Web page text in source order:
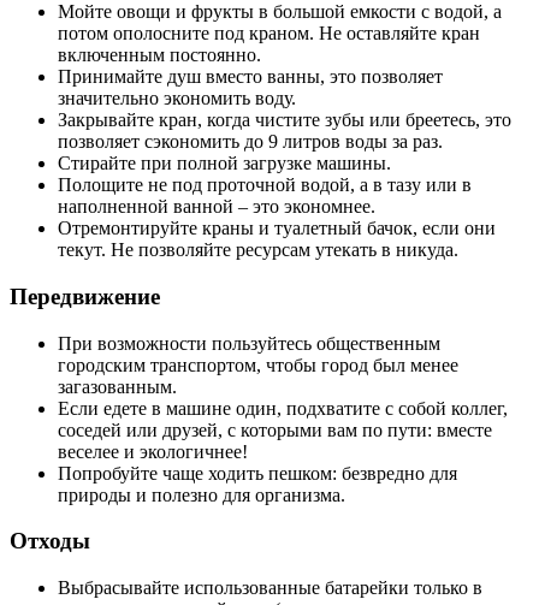
Мойте овощи и фрукты в большой емкости с водой, а
потом ополосните под краном. Не оставляйте кран
включенным постоянно.
Принимайте душ вместо ванны, это позволяет
значительно экономить воду.
Закрывайте кран, когда чистите зубы или бреетесь, это
позволяет сэкономить до 9 литров воды за раз.
Стирайте при полной загрузке машины.
Полощите не под проточной водой, а в тазу или в
наполненной ванной – это экономнее.
Отремонтируйте краны и туалетный бачок, если они
текут. Не позволяйте ресурсам утекать в никуда.
Передвижение
При возможности пользуйтесь общественным
городским транспортом, чтобы город был менее
загазованным.
Если едете в машине один, подхватите с собой коллег,
соседей или друзей, с которыми вам по пути: вместе
веселее и экологичнее!
Попробуйте чаще ходить пешком: безвредно для
природы и полезно для организма.
Отходы
Выбрасывайте использованные батарейки только в